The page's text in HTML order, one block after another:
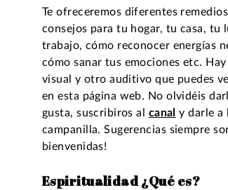
Te ofreceremos diferentes
consejos para tu hogar, tu casa, tu
trabajo, cómo reconocer energías
cómo sanar tus emociones etc. Hay
visual y otro auditivo que puedes
en esta página web. No olvidéis
gusta, suscribiros al canal y darle a
campanilla. Sugerencias siempre
bienvenidas!
Espiritualidad ¿Qué es?